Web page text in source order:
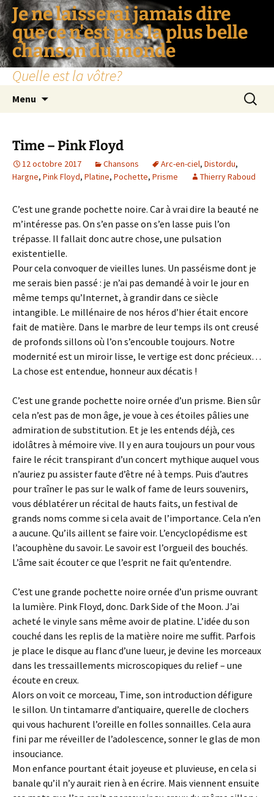
Je ne laisserai jamais dire
que ce n'est pas la plus belle
chanson du monde
Quelle est la vôtre?
Menu
Time – Pink Floyd
12 octobre 2017 Chansons Arc-en-ciel, Distordu,
Hargne, Pink Floyd, Platine, Pochette, Prisme Thierry Raboud
C’est une grande pochette noire. Car à vrai dire la beauté ne
m’intéresse pas. On s’en passe on s’en lasse puis l’on
trépasse. Il fallait donc autre chose, une pulsation
existentielle.
Pour cela convoquer de vieilles lunes. Un passéisme dont je
me serais bien passé : je n’ai pas demandé à voir le jour en
même temps qu’Internet, à grandir dans ce siècle
intangible. Le millénaire de nos héros d’hier était encore
fait de matière. Dans le marbre de leur temps ils ont creusé
de profonds sillons où l’on s’encouble toujours. Notre
modernité est un miroir lisse, le vertige est donc précieux…
La chose est entendue, honneur aux décatis !
C’est une grande pochette noire ornée d’un prisme. Bien sûr
cela n’est pas de mon âge, je voue à ces étoiles pâlies une
admiration de substitution. Et je les entends déjà, ces
idolâtres à mémoire vive. Il y en aura toujours un pour vous
faire le récit transpirant d’un concert mythique auquel vous
n’auriez pu assister faute d’être né à temps. Puis d’autres
pour traîner le pas sur le walk of fame de leurs souvenirs,
vous déblatérer un récital de hauts faits, un festival de
grands noms comme si cela avait de l’importance. Cela n’en
a aucune. Qu’ils aillent se faire voir. L’encyclopédisme est
l’acouphène du savoir. Le savoir est l’orgueil des bouchés.
L’âme sait écouter ce que l’esprit ne fait qu’entendre.
C’est une grande pochette noire ornée d’un prisme ouvrant
la lumière. Pink Floyd, donc. Dark Side of the Moon. J’ai
acheté le vinyle sans même avoir de platine. L’idée du son
couché dans les replis de la matière noire me suffit. Parfois
je place le disque au flanc d’une lueur, je devine les morceaux
dans les tressaillements microscopiques du relief – une
écoute en creux.
Alors on voit ce morceau, Time, son introduction défigure
le sillon. Un tintamarre d’antiquaire, querelle de clochers
qui vous hachurent l’oreille en folles sonnailles. Cela aura
fini par me réveiller de l’adolescence, sonner le glas de mon
insouciance.
Mon enfance pourtant était joyeuse et pluvieuse, en cela si
banale qu’il n’y aurait rien à en écrire. Mais viennent ensuite